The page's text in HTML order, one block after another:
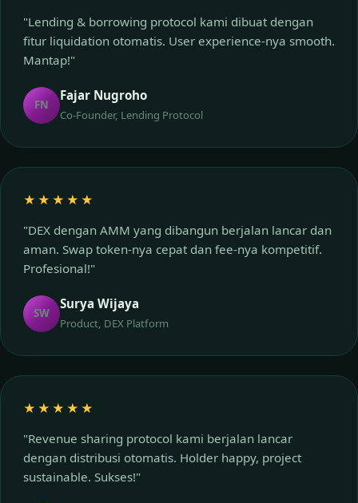
"Lending & borrowing protocol kami dibuat dengan
fitur liquidation otomatis. User experience-nya smooth.
Mantap!"
FN
Fajar Nugroho
Co-Founder, Lending Protocol
★★★★★
"DEX dengan AMM yang dibangun berjalan lancar dan
aman. Swap token-nya cepat dan fee-nya kompetitif.
Profesional!"
SW
Surya Wijaya
Product, DEX Platform
★★★★★
"Revenue sharing protocol kami berjalan lancar
dengan distribusi otomatis. Holder happy, project
sustainable. Sukses!"